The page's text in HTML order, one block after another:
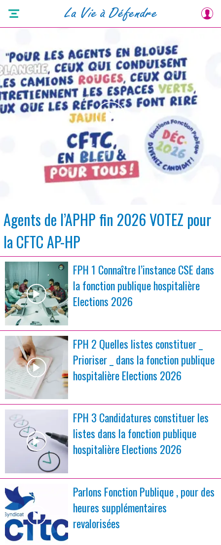
Agents de l’APHP fin 2026 VOTEZ pour
la CFTC AP-HP
FPH 1 Connaître l’instance CSE dans
la fonction publique hospitalière
Elections 2026
FPH 2 Quelles listes constituer _
Prioriser _ dans la fonction publique
hospitalière Elections 2026
FPH 3 Candidatures constituer les
listes dans la fonction publique
hospitalière Elections 2026
Parlons Fonction Publique , pour des
heures supplémentaires
revalorisées